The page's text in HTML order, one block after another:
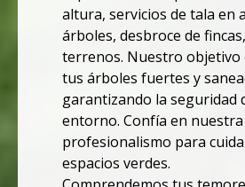
altura, servicios de tala en
árboles, desbroce de
terrenos. Nuestro objetivo
tus árboles fuertes y
garantizando la seguridad
entorno. Confía en
profesionalismo para
espacios verdes.